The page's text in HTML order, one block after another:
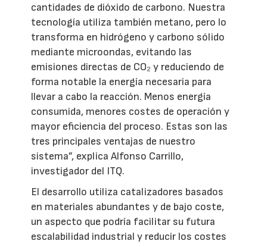
cantidades de dióxido de carbono. Nuestra
tecnología utiliza también metano, pero lo
transforma en hidrógeno y carbono sólido
mediante microondas, evitando las
emisiones directas de CO₂ y reduciendo de
forma notable la energía necesaria para
llevar a cabo la reacción. Menos energía
consumida, menores costes de operación y
mayor eficiencia del proceso. Estas son las
tres principales ventajas de nuestro
sistema”, explica Alfonso Carrillo,
investigador del ITQ.
El desarrollo utiliza catalizadores basados
en materiales abundantes y de bajo coste,
un aspecto que podría facilitar su futura
escalabilidad industrial y reducir los costes